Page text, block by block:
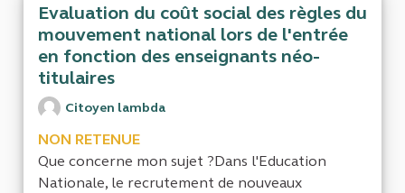
Evaluation du coût social des règles du
mouvement national lors de l'entrée
en fonction des enseignants néo-
titulaires
Citoyen lambda
NON RETENUE
Que concerne mon sujet ?Dans l'Education
Nationale, le recrutement de nouveaux